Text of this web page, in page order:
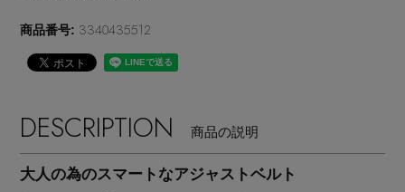
商品番号: 3340435512
DESCRIPTION 商品の説明
大人の為のスマートなアジャストベルト